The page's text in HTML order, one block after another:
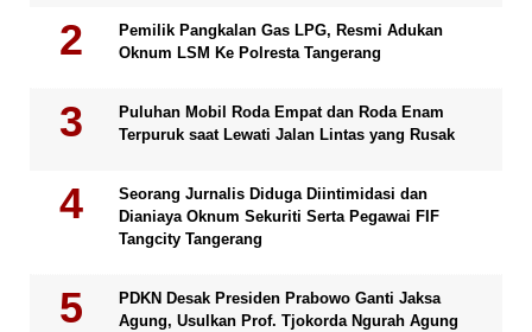
Pemilik Pangkalan Gas LPG, Resmi Adukan
Oknum LSM Ke Polresta Tangerang
Puluhan Mobil Roda Empat dan Roda Enam
Terpuruk saat Lewati Jalan Lintas yang Rusak
Seorang Jurnalis Diduga Diintimidasi dan
Dianiaya Oknum Sekuriti Serta Pegawai FIF
Tangcity Tangerang
PDKN Desak Presiden Prabowo Ganti Jaksa
Agung, Usulkan Prof. Tjokorda Ngurah Agung